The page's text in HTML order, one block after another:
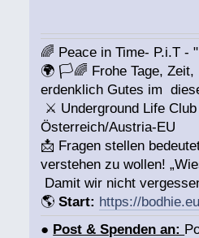
🌈 Peace in Time- P.i.T
🌍 🏳🌈 Frohe Tage, Zeit,
erdenklich Gutes im
⚔ Underground Life
Österreich/Austria-EU
📩 Fragen stellen
verstehen zu wollen!
Damit wir nicht
🌎Start: https://
● Post & Spenden an: